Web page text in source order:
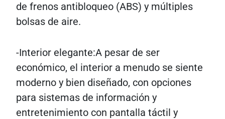
de frenos antibloqueo (ABS) y múltiples
bolsas de aire.
-Interior elegante:A pesar de ser
económico, el interior a menudo se siente
moderno y bien diseñado, con opciones
para sistemas de información y
entretenimiento con pantalla táctil y